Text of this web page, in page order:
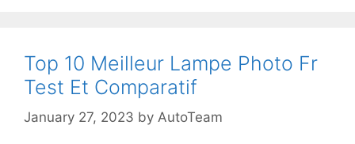
Top 10 Meilleur Lampe Photo Fr
Test Et Comparatif
January 27, 2023 by AutoTeam